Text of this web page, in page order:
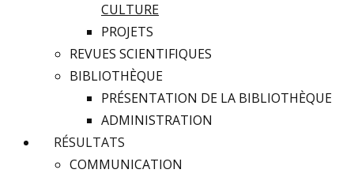
CULTURE
PROJETS
REVUES SCIENTIFIQUES
BIBLIOTHÈQUE
PRÉSENTATION DE LA BIBLIOTHÈQUE
ADMINISTRATION
RÉSULTATS
COMMUNICATION